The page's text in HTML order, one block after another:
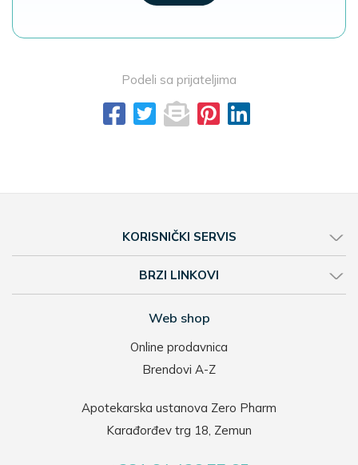
Podeli sa prijateljima
KORISNIČKI SERVIS
BRZI LINKOVI
Web shop
Online prodavnica
Brendovi A-Z
Apotekarska ustanova Zero Pharm
Karađorđev trg 18, Zemun